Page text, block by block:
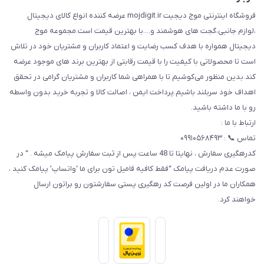
فروشگاه اینترنتی موج دیجیت mojdigit.ir عرضه کننده انواع کالای دیجیتال
،لوازم جانبی،گجت های هوشمند و....با بهترین قیمت است.مجموعه موج
دیجیتال همواره با هدف کسب رضایت و اعتماد کاربران و مشتریان خود در تلاش
است تا محصولاتی با کیفیت را با قیمت رقابتی از بهترین برند های موجود عرضه
کند.بدین منظور می‌کوشیم تا با همراهی شما کاربران و مشتریان گرامی در تحقق
اهداف خود سربلند باشیم.پرداخت ایمن ، اصالت کالا و تجربه خرید بدون واسطه
رو با ما داشته باشید.
ارتباط با ما :
تماس 📞 : ۰۹۹۱۰۵۶۸۴۹۳
کدرهگیری سفارش ، نهایتا تا 48 ساعت پس از ثبت سفارش پیامک میشه . “ در
صورت عدم دریافت پیامک “فقط کافیه فامیل تون برای ما ‘واتساپ’ پیامک کنید ،
همکاران ما در اولین فرصت کد رهگیری پستی سفارشتون رو براتون ارسال
خواهند کرد.